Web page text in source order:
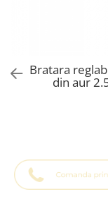
Cadouri Cupluri
Bijuterii cu mesaj
Bijuterii
Bratara
din aur